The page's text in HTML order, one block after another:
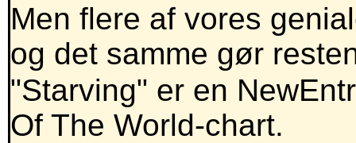
Men flere af vores
og det samme gør
"Starving" er en
Of The World-chart.